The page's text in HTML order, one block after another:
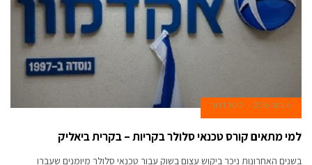
6 ביוני 2016 ליטל דרור
למי מתאים קורס טכנאי סלולר בקריות – בקרית ביאליק
בשנים האחרונות ניכר ביקוש עצום בשוק עבור טכנאי סלולר מיומנים שעברו